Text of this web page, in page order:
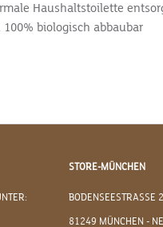
Haushaltstoilette
biologisch abbaubar
STORE-MÜNCHEN
BODENSEESTRASSE
81249 MÜNCHEN -